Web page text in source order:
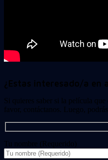
¿Estas interesado/a en
Si quieres saber si la película
favor, contáctanos. Luego,
Tu nombre (Requerido)